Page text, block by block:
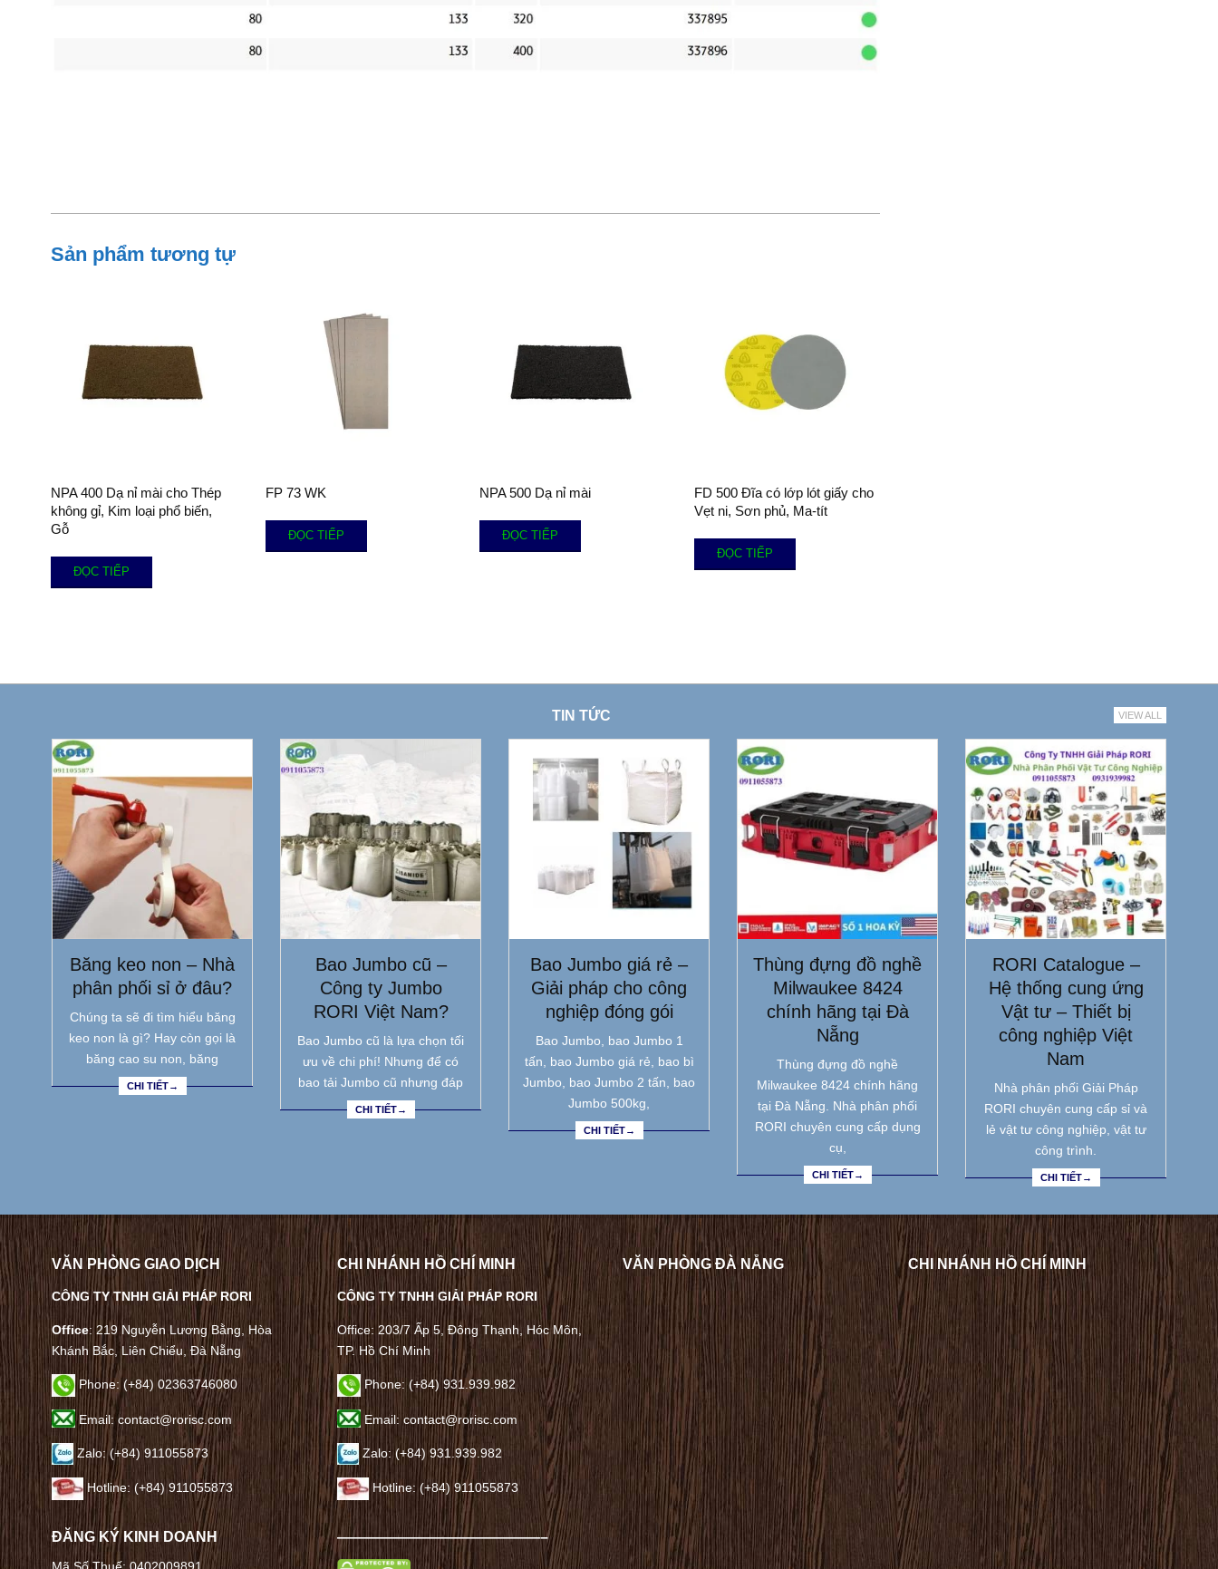
Sản phẩm tương tự
NPA 400 Dạ nỉ mài cho Thép
không gỉ, Kim loại phổ biến,
Gỗ
ĐỌC TIẾP
FP 73 WK
ĐỌC TIẾP
NPA 500 Dạ nỉ mài
ĐỌC TIẾP
FD 500 Đĩa có lớp lót giấy cho
Vẹt ni, Sơn phủ, Ma-tít
ĐỌC TIẾP
TIN TỨC VIEW ALL
Băng keo non – Nhà
phân phối sỉ ở đâu?
Chúng ta sẽ đi tìm hiểu băng
keo non là gì? Hay còn gọi là
băng cao su non, băng
CHI TIẾT→
Bao Jumbo cũ –
Công ty Jumbo
RORI Việt Nam?
Bao Jumbo cũ là lựa chọn tối
ưu về chi phí! Nhưng để có
bao tải Jumbo cũ nhưng đáp
CHI TIẾT→
Bao Jumbo giá rẻ –
Giải pháp cho công
nghiệp đóng gói
Bao Jumbo, bao Jumbo 1
tấn, bao Jumbo giá rẻ, bao bì
Jumbo, bao Jumbo 2 tấn, bao
Jumbo 500kg,
CHI TIẾT→
Thùng đựng đồ nghề
Milwaukee 8424
chính hãng tại Đà
Nẵng
Thùng đựng đồ nghề
Milwaukee 8424 chính hãng
tại Đà Nẵng. Nhà phân phối
RORI chuyên cung cấp dụng
cụ,
CHI TIẾT→
RORI Catalogue –
Hệ thống cung ứng
Vật tư – Thiết bị
công nghiệp Việt
Nam
Nhà phân phối Giải Pháp
RORI chuyên cung cấp sỉ và
lẻ vật tư công nghiệp, vật tư
công trình.
CHI TIẾT→
VĂN PHÒNG GIAO DỊCH
CÔNG TY TNHH GIẢI PHÁP RORI
Office: 219 Nguyễn Lương Bằng, Hòa
Khánh Bắc, Liên Chiểu, Đà Nẵng
Phone: (+84) 02363746080
Email: contact@rorisc.com
Zalo: (+84) 911055873
Hotline: (+84) 911055873
ĐĂNG KÝ KINH DOANH
CHI NHÁNH HỒ CHÍ MINH
CÔNG TY TNHH GIẢI PHÁP RORI
Office: 203/7 Ấp 5, Đông Thạnh, Hóc Môn,
TP. Hồ Chí Minh
Phone: (+84) 931.939.982
Email: contact@rorisc.com
Zalo: (+84) 931.939.982
Hotline: (+84) 911055873
——————————————–
VĂN PHÒNG ĐÀ NẴNG CHI NHÁNH HỒ CHÍ MINH